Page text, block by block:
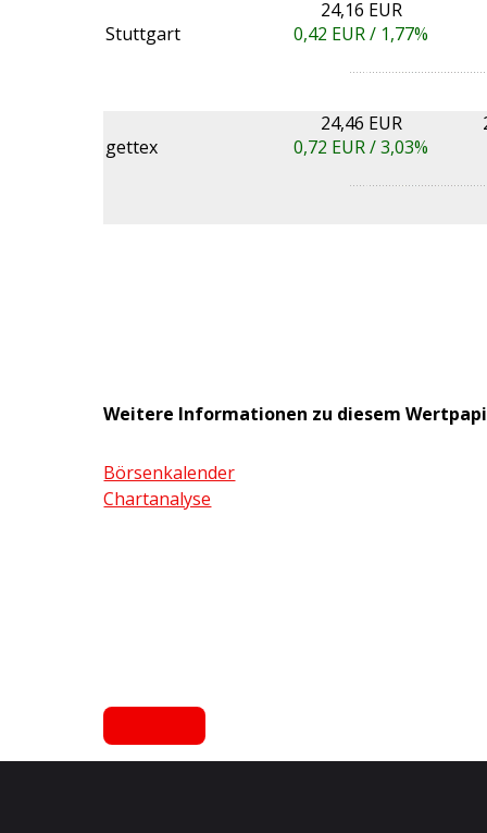
Stuttgart
24,16 EUR
0,42 EUR / 1,77%
gettex
24,46 EUR
0,72 EUR /3,03%
Weitere Informationen zu diesem
Börsenkalender
Chartanalyse